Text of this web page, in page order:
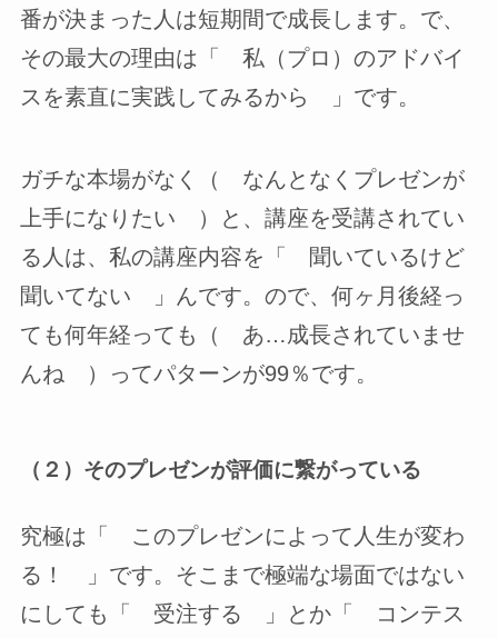
番が決まった人は短期間で成長します。で、
その最大の理由は「 私（プロ）のアドバイ
スを素直に実践してみるから 」です。
ガチな本場がなく（ なんとなくプレゼンが
上手になりたい ）と、講座を受講されてい
る人は、私の講座内容を「 聞いているけど
聞いてない 」んです。ので、何ヶ月後経っ
ても何年経っても（ あ…成長されていませ
んね ）ってパターンが99％です。
（２）そのプレゼンが評価に繋がっている
究極は「 このプレゼンによって人生が変わ
る！ 」です。そこまで極端な場面ではない
にしても「 受注する 」とか「 コンテス